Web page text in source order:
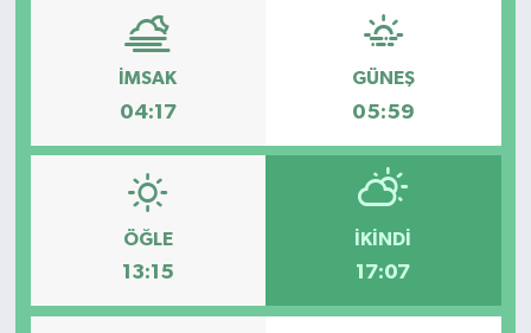
İMSAK
04:17
GÜNEŞ
05:59
ÖĞLE
13:15
İKINDI
17:07